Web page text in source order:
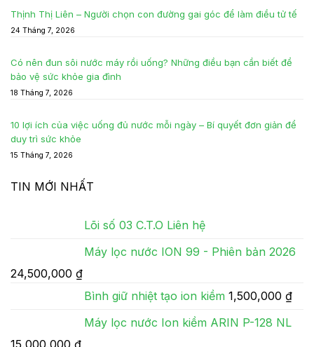
Thịnh Thị Liên – Người chọn con đường gai góc để làm điều tử tế
24 Tháng 7, 2026
Có nên đun sôi nước máy rồi uống? Những điều bạn cần biết để
bảo vệ sức khỏe gia đình
18 Tháng 7, 2026
10 lợi ích của việc uống đủ nước mỗi ngày – Bí quyết đơn giản để
duy trì sức khỏe
15 Tháng 7, 2026
TIN MỚI NHẤT
Lõi số 03 C.T.O Liên hệ
Máy lọc nước ION 99 - Phiên bản 2026
24,500,000 ₫
Bình giữ nhiệt tạo ion kiềm 1,500,000 ₫
Máy lọc nước Ion kiềm ARIN P-128 NL
15,000,000 ₫